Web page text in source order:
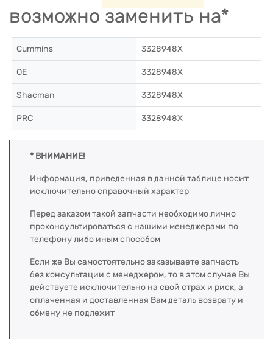
возможно заменить на*
Cummins 3328948X
OE 3328948X
Shacman 3328948X
PRC 3328948X
* ВНИМАНИЕ!
Информация, приведенная в данной таблице носит
исключительно справочный характер
Перед заказом такой запчасти необходимо лично
проконсультироваться с нашими менеджерами по
телефону либо иным способом
Если же Вы самостоятельно заказываете запчасть
без консультации с менеджером, то в этом случае Вы
действуете исключительно на свой страх и риск, а
оплаченная и доставленная Вам деталь возврату и
обмену не подлежит